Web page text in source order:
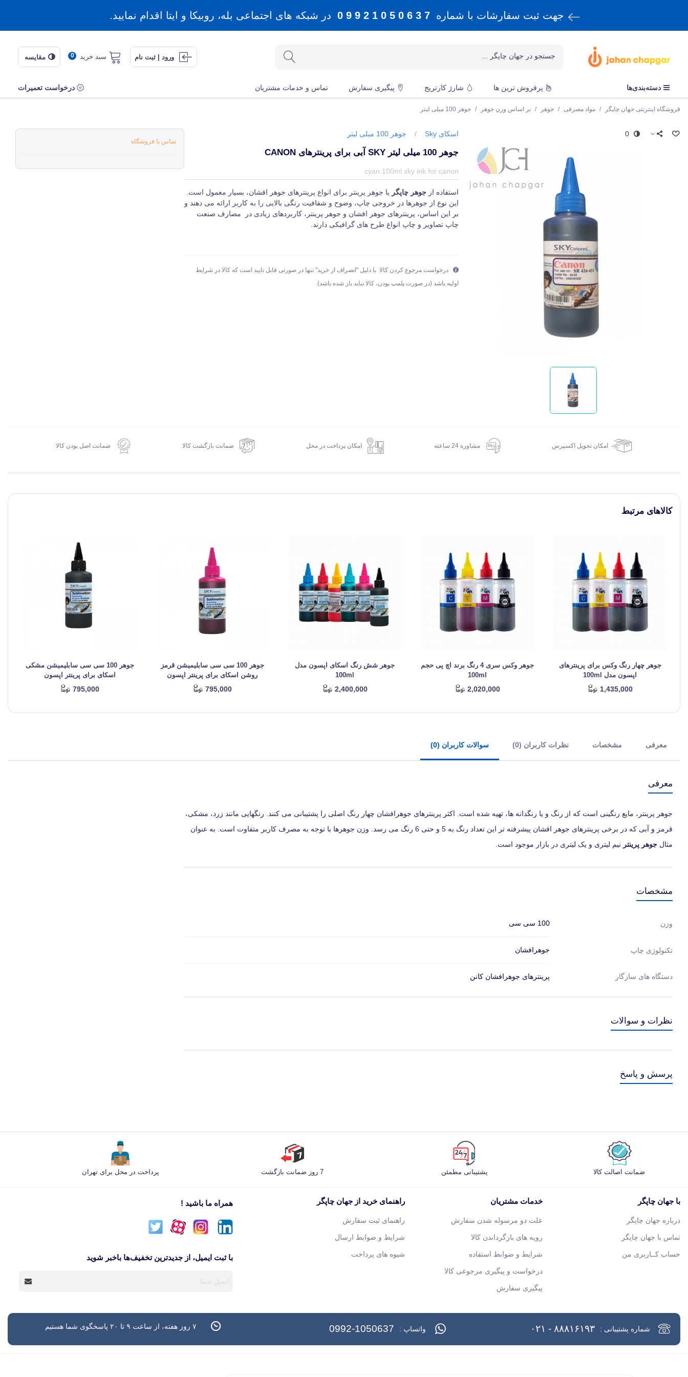
جهت ثبت سفارشات با شماره 7 3 6 0 5 0 1 2 9 9 0 در شبکه های اجتماعی بله، روبیکا و ایتا اقدام نمایید.
ورود | ثبت نام 0 سبد خرید مقایسه
دسته‌بندی‌ها پرفروش ترین ها شارژ کارتریج پیگیری سفارش تماس و خدمات مشتریان درخواست تعمیرات
فروشگاه اینترنتی جهان چاپگر / مواد مصرفی / جوهر / بر اساس وزن جوهر / جوهر 100 میلی لیتر
0 اسکای Sky / جوهر 100 میلی لیتر
جوهر 100 میلی لیتر SKY آبی برای پرینترهای CANON
cyan 100ml sky ink for canon
استفاده از جوهر چاپگر یا جوهر پرینتر برای انواع پرینترهای جوهر افشان، بسیار معمول است.
این نوع از جوهرها در خروجی چاپ، وضوح و شفافیت رنگی بالایی را به کاربر ارائه می دهند و
بر این اساس، پرینترهای جوهر افشان و جوهر پرینتر، کاربردهای زیادی در مصارف صنعت
چاپ تصاویر و چاپ انواع طرح های گرافیکی دارند.
درخواست مرجوع کردن کالا با دلیل "انصراف از خرید" تنها در صورتی قابل تایید است که کالا در شرایط
اولیه باشد (در صورت پلمپ بودن، کالا نباید باز شده باشد).
تماس با فروشگاه
امکان تحویل اکسپرس مشاوره 24 ساعته امکان پرداخت در محل ضمانت بازگشت کالا ضمانت اصل بودن کالا
کالاهای مرتبط
جوهر چهار رنگ وکس برای پرینترهای
اپسون مدل 100ml
1,435,000
جوهر وکس سری 4 رنگ برند اچ پی حجم
100ml
2,020,000
جوهر شش رنگ اسکای اپسون مدل
100ml
2,400,000
جوهر 100 سی سی سابلیمیشن قرمز
روشن اسکای برای پرینتر اپسون
795,000
جوهر 100 سی سی سابلیمیشن مشکی
اسکای برای پرینتر اپسون
795,000
معرفی مشخصات نظرات کاربران (0) سوالات کاربران (0)
معرفی
جوهر پرینتر، مایع رنگینی است که از رنگ و یا رنگدانه ها، تهیه شده است. اکثر پرینترهای جوهرافشان چهار رنگ اصلی را پشتیبانی می کنند. رنگهایی مانند زرد، مشکی،
قرمز و آبی که در برخی پرینترهای جوهر افشان پیشرفته تر این تعداد رنگ به 5 و حتی 6 رنگ می رسد. وزن جوهرها با توجه به مصرف کاربر متفاوت است. به عنوان
مثال جوهر پرینتر نیم لیتری و یک لیتری در بازار موجود است.
مشخصات
وزن 100 سی سی
تکنولوژی چاپ جوهرافشان
دستگاه های سازگار پرینترهای جوهرافشان کانن
نظرات و سوالات
پرسش و پاسخ
ضمانت اصالت کالا پشتیبانی مطمئن 7 روز ضمانت بازگشت پرداخت در محل برای تهران
با جهان چاپگر
درباره جهان چاپگر
تماس با جهان چاپگر
حساب کــاربری من
خدمات مشتریان
علت دو مرسوله شدن سفارش
رویه های بازگرداندن کالا
شرایط و ضوابط استفاده
درخواست و پیگیری مرجوعی کالا
پیگیری سفارش
راهنمای خرید از جهان چاپگر
راهنمای ثبت سفارش
شرایط و ضوابط ارسال
شیوه های پرداخت
همراه ما باشید !
با ثبت ایمیل، از جدید‌ترین تخفیف‌ها با‌خبر شوید
شماره پشتیبانی : ۸۸۸۱۶۱۹۳ - ۰۲۱ واتساپ : 0992-1050637 ۷ روز هفته، از ساعت ۹ تا ۲۰ پاسخگوی شما هستیم